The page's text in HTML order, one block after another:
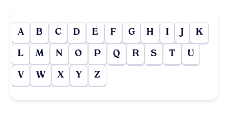
A B C D E F G H I J K
L M N O P Q R S T U
V W X Y Z